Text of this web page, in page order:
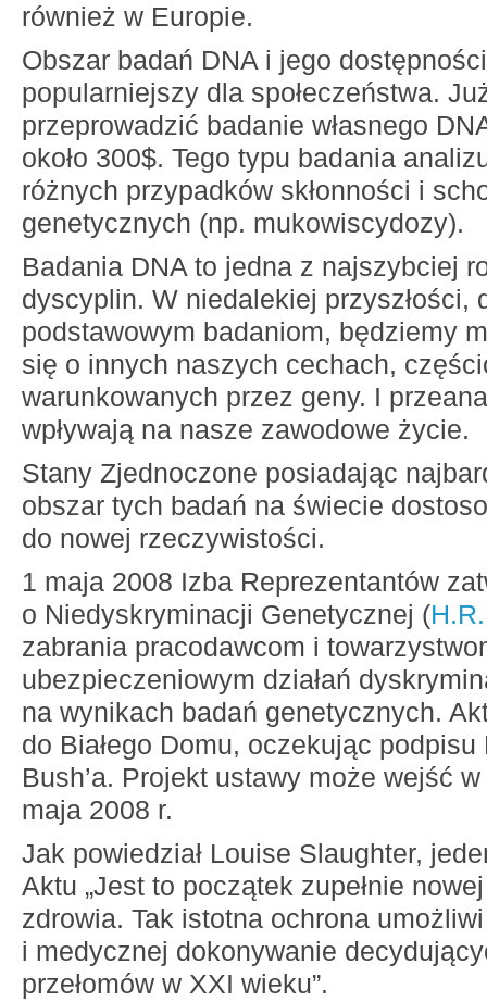
również w Europie.
Obszar badań DNA i jego
popularniejszy dla społeczeństwa.
przeprowadzić badanie własnego
około 300$. Tego typu badania
różnych przypadków skłonności i
genetycznych (np. mukowiscydozy).
Badania DNA to jedna z najszybciej
dyscyplin. W niedalekiej przyszłości,
podstawowym badaniom, będziemy
się o innych naszych cechach,
warunkowanych przez geny. I
wpływają na nasze zawodowe życie.
Stany Zjednoczone posiadając
obszar tych badań na świecie
do nowej rzeczywistości.
1 maja 2008 Izba Reprezentantów
o Niedyskryminacji Genetycznej (
zabrania pracodawcom i
ubezpieczeniowym działań
na wynikach badań genetycznych.
do Białego Domu, oczekując podpisu
Bush’a. Projekt ustawy może wejść
maja 2008 r.
Jak powiedział Louise Slaughter,
Aktu „Jest to początek zupełnie
zdrowia. Tak istotna ochrona
i medycznej dokonywanie
przełomów w XXI wieku”.